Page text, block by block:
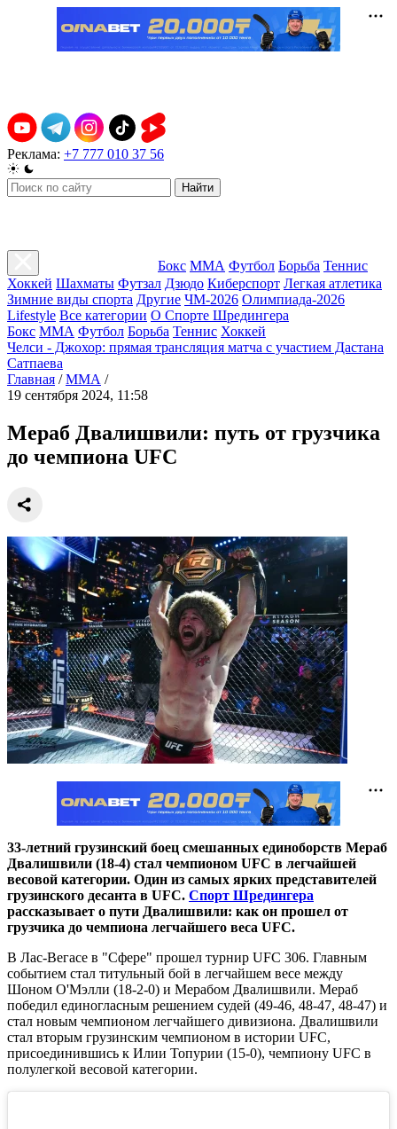
Реклама: +7 777 010 37 56
Найти
Бокс ММА Футбол Борьба Теннис
Хоккей Шахматы Футзал Дзюдо Киберспорт Легкая атлетика
Зимние виды спорта Другие ЧМ-2026 Олимпиада-2026
Lifestyle Все категории О Спорте Шредингера
Бокс ММА Футбол Борьба Теннис Хоккей
Челси - Джохор: прямая трансляция матча с участием Дастана
Сатпаева
Главная / ММА /
19 сентября 2024, 11:58
Мераб Двалишвили: путь от грузчика
до чемпиона UFC
33-летний грузинский боец смешанных единоборств Мераб
Двалишвили (18-4) стал чемпионом UFC в легчайшей
весовой категории. Один из самых ярких представителей
грузинского десанта в UFC. Спорт Шредингера
рассказывает о пути Двалишвили: как он прошел от
грузчика до чемпиона легчайшего веса UFC.
В Лас-Вегасе в "Сфере" прошел турнир UFC 306. Главным
событием стал титульный бой в легчайшем весе между
Шоном О'Мэлли (18-2-0) и Мерабом Двалишвили. Мераб
победил единогласным решением судей (49-46, 48-47, 48-47) и
стал новым чемпионом легчайшего дивизиона. Двалишвили
стал вторым грузинским чемпионом в истории UFC,
присоединившись к Илии Топурии (15-0), чемпиону UFC в
полулегкой весовой категории.